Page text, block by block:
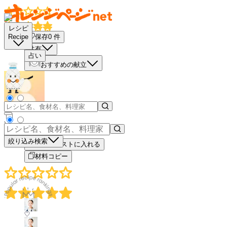
レシピ
Recipe
占い
絞り込み検索
保存0 件
共有
おすすめの献立
－
＋
買い物リストに入れる
材料コピー